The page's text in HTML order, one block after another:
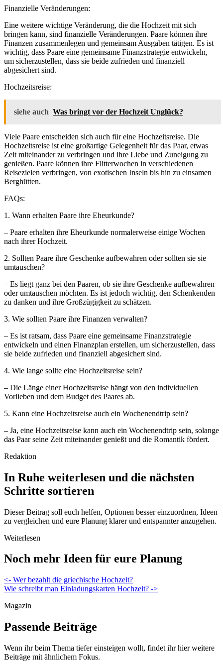
Finanzielle Veränderungen:
Eine weitere wichtige Veränderung, die die Hochzeit mit sich
bringen kann, sind finanzielle Veränderungen. Paare können ihre
Finanzen zusammenlegen und gemeinsam Ausgaben tätigen. Es ist
wichtig, dass Paare eine gemeinsame Finanzstrategie entwickeln,
um sicherzustellen, dass sie beide zufrieden und finanziell
abgesichert sind.
Hochzeitsreise:
siehe auch Was bringt vor der Hochzeit Unglück?
Viele Paare entscheiden sich auch für eine Hochzeitsreise. Die
Hochzeitsreise ist eine großartige Gelegenheit für das Paar, etwas
Zeit miteinander zu verbringen und ihre Liebe und Zuneigung zu
genießen. Paare können ihre Flitterwochen in verschiedenen
Reisezielen verbringen, von exotischen Inseln bis hin zu einsamen
Berghütten.
FAQs:
1. Wann erhalten Paare ihre Eheurkunde?
– Paare erhalten ihre Eheurkunde normalerweise einige Wochen
nach ihrer Hochzeit.
2. Sollten Paare ihre Geschenke aufbewahren oder sollten sie sie
umtauschen?
– Es liegt ganz bei den Paaren, ob sie ihre Geschenke aufbewahren
oder umtauschen möchten. Es ist jedoch wichtig, den Schenkenden
zu danken und ihre Großzügigkeit zu schätzen.
3. Wie sollten Paare ihre Finanzen verwalten?
– Es ist ratsam, dass Paare eine gemeinsame Finanzstrategie
entwickeln und einen Finanzplan erstellen, um sicherzustellen, dass
sie beide zufrieden und finanziell abgesichert sind.
4. Wie lange sollte eine Hochzeitsreise sein?
– Die Länge einer Hochzeitsreise hängt von den individuellen
Vorlieben und dem Budget des Paares ab.
5. Kann eine Hochzeitsreise auch ein Wochenendtrip sein?
– Ja, eine Hochzeitsreise kann auch ein Wochenendtrip sein, solange
das Paar seine Zeit miteinander genießt und die Romantik fördert.
Redaktion
In Ruhe weiterlesen und die nächsten
Schritte sortieren
Dieser Beitrag soll euch helfen, Optionen besser einzuordnen, Ideen
zu vergleichen und eure Planung klarer und entspannter anzugehen.
Weiterlesen
Noch mehr Ideen für eure Planung
Beitragsnavigation
<- Wer bezahlt die griechische Hochzeit?
Wie schreibt man Einladungskarten Hochzeit? ->
Magazin
Passende Beiträge
Wenn ihr beim Thema tiefer einsteigen wollt, findet ihr hier weitere
Beiträge mit ähnlichem Fokus.